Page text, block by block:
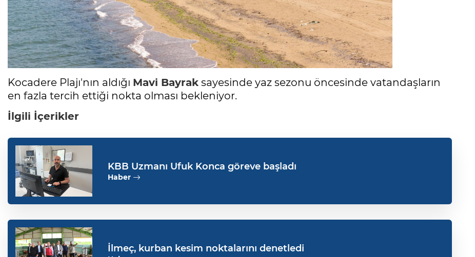
Kocadere Plajı'nın aldığı Mavi Bayrak sayesinde yaz sezonu öncesinde vatandaşların
en fazla tercih ettiği nokta olması bekleniyor.
İlgili İçerikler
KBB Uzmanı Ufuk Konca göreve başladı
Haber
İlmeç, kurban kesim noktalarını denetledi